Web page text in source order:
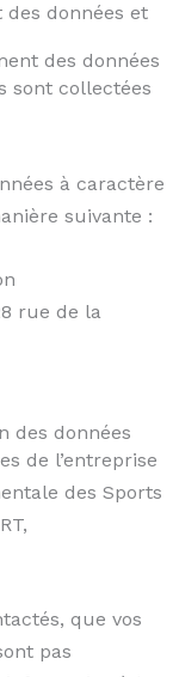
données et
des données
sont collectées
à caractère
suivante :
rue de la
des données
de l’entreprise
des Sports
que vos
pas